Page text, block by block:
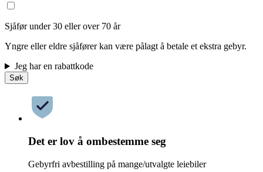
Sjåfør under 30 eller over 70 år
Yngre eller eldre sjåfører kan være pålagt å betale et ekstra gebyr.
Jeg har en rabattkode
Søk
Det er lov å ombestemme seg
Gebyrfri avbestilling på mange/utvalgte leiebiler